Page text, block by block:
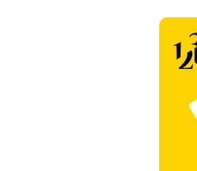
Porta
Talheres
Cozinha